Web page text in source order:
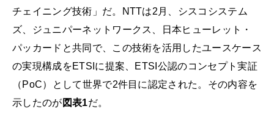
チェイニング技術」だ。NTTは2月、シスコシステム
ズ、ジュニパーネットワークス、日本ヒューレット・
パッカードと共同で、この技術を活用したユースケース
の実現構成をETSIに提案、ETSI公認のコンセプト実証
（PoC）として世界で2件目に認定された。その内容を
示したのが 図表1だ。